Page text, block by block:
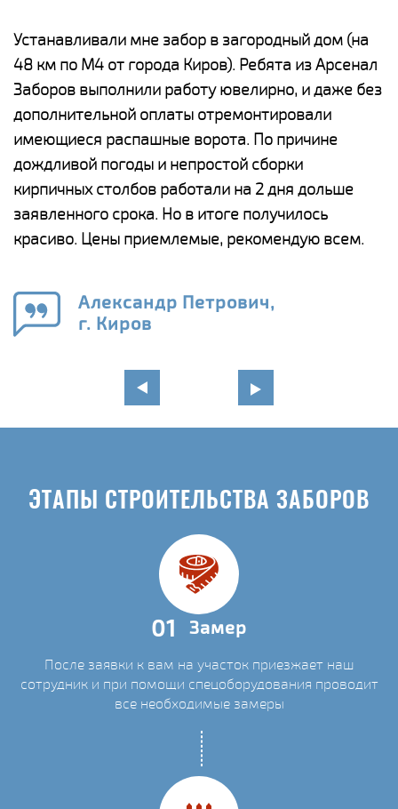
Устанавливали мне забор в загородный дом (на
48 км по М4 от города Киров). Ребята из Арсенал
Заборов выполнили работу ювелирно, и даже без
дополнительной оплаты отремонтировали
имеющиеся распашные ворота. По причине
дождливой погоды и непростой сборки
кирпичных столбов работали на 2 дня дольше
заявленного срока. Но в итоге получилось
красиво. Цены приемлемые, рекомендую всем.
Александр Петрович,
г. Киров
ЭТАПЫ СТРОИТЕЛЬСТВА ЗАБОРОВ
01 Замер
После заявки к вам на участок приезжает наш
сотрудник и при помощи спецоборудования проводит
все необходимые замеры